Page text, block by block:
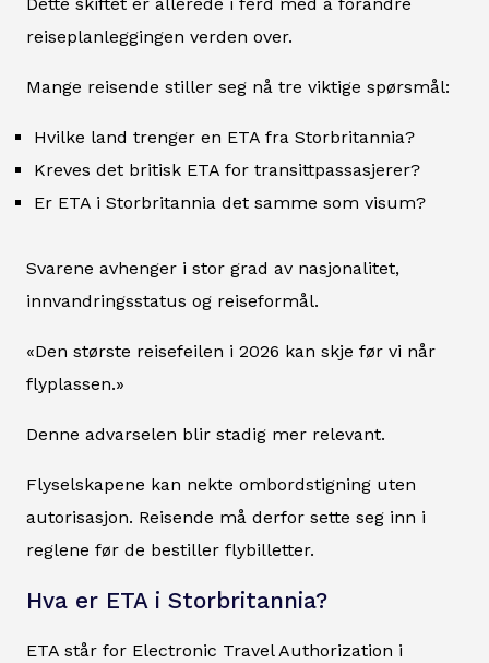
Dette skiftet er allerede i ferd med å forandre
reiseplanleggingen verden over.
Mange reisende stiller seg nå tre viktige spørsmål:
Hvilke land trenger en ETA fra Storbritannia?
Kreves det britisk ETA for transittpassasjerer?
Er ETA i Storbritannia det samme som visum?
Svarene avhenger i stor grad av nasjonalitet,
innvandringsstatus og reiseformål.
«Den største reisefeilen i 2026 kan skje før vi når
flyplassen.»
Denne advarselen blir stadig mer relevant.
Flyselskapene kan nekte ombordstigning uten
autorisasjon. Reisende må derfor sette seg inn i
reglene før de bestiller flybilletter.
Hva er ETA i Storbritannia?
ETA står for Electronic Travel Authorization i